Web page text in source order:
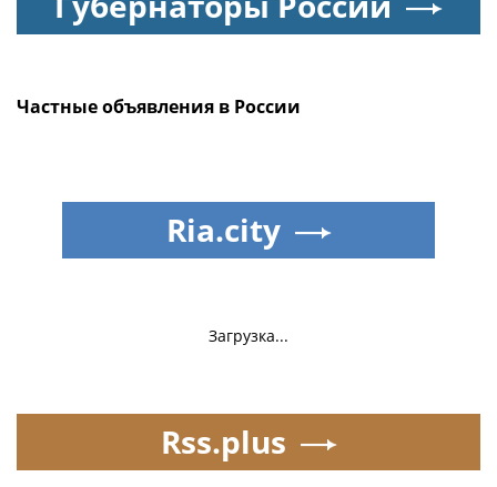
Частные объявления в России
Загрузка...
Ria.city
Rss.plus